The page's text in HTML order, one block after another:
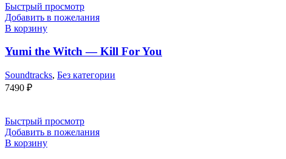
Быстрый просмотр
Добавить в пожелания
В корзину
Yumi the Witch — Kill For You
Soundtracks, Без категории
7490 ₽
Быстрый просмотр
Добавить в пожелания
В корзину